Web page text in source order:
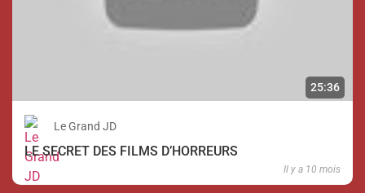
25:36
Le Grand JD
LE SECRET DES FILMS D’HORREURS
Il y a 10 mois